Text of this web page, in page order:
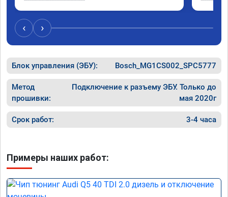
случае поломки авто.Однозначно
рекомендую Алексея как грамотного
специалиста!
‹ ›
Блок управления (ЭБУ): Bosch_MG1CS002_SPC5777
Метод
прошивки:
Подключение к разъему ЭБУ. Только до
мая 2020г
Срок работ: 3-4 часа
Примеры наших работ: